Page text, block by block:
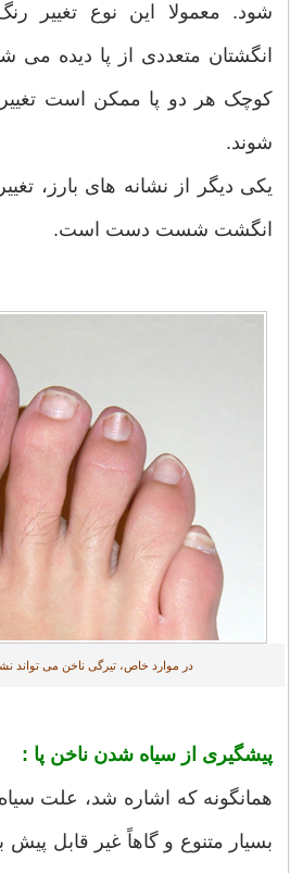
شود. معمولا این نوع تغییر
انگشتان متعددی از پا دیده می
کوچک هر دو پا ممکن است
شوند.
یکی دیگر از نشانه های بارز،
انگشت شست دست است.
در موارد خاص، تیرگی ناخن می تواند
پیشگیری از سیاه شدن ناخن پا :
همانگونه که اشاره شد، علت
بسیار متنوع و گاهاً غیر قابل پیش